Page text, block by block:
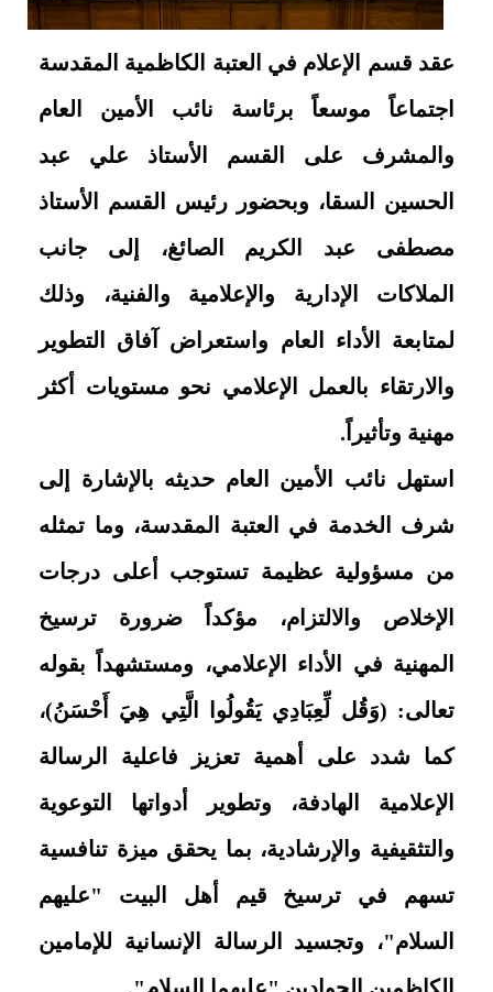
عقد قسم الإعلام في العتبة الكاظمية المقدسة
اجتماعاً موسعاً برئاسة نائب الأمين العام
والمشرف على القسم الأستاذ علي عبد
الحسين السقا، وبحضور رئيس القسم الأستاذ
مصطفى عبد الكريم الصائغ،
إلى جانب
الملاكات الإدارية والإعلامية والفنية، وذلك
لمتابعة الأداء العام واستعراض آفاق التطوير
والارتقاء بالعمل الإعلامي نحو مستويات أكثر
مهنية وتأثيراً.
استهل نائب الأمين العام حديثه بالإشارة إلى
شرف الخدمة في العتبة المقدسة، وما تمثله
من مسؤولية عظيمة تستوجب أعلى درجات
الإخلاص والالتزام، مؤكداً ضرورة ترسيخ
المهنية في الأداء الإعلامي، ومستشهداً بقوله
تعالى: (وَقُل لِّعِبَادِي يَقُولُوا الَّتِي هِيَ أَحْسَنُ)،
كما شدد على أهمية تعزيز فاعلية الرسالة
الإعلامية الهادفة، وتطوير أدواتها التوعوية
والتثقيفية والإرشادية، بما يحقق ميزة تنافسية
تسهم في ترسيخ قيم أهل البيت "عليهم
السلام"، وتجسيد الرسالة الإنسانية للإمامين